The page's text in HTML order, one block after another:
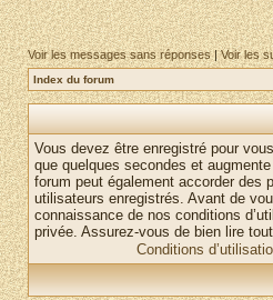
Voir les messages sans réponses|Voir les
Index du forum
Vous devez être enregistré pour
que quelques secondes et
forum peut également accorder des
utilisateurs enregistrés. Avant de
connaissance de nos conditions
privée. Assurez-vous de bien lire
Conditions